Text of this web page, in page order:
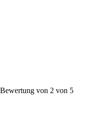
von 2 von 5